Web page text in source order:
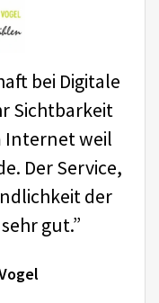
bei Digitale
Sichtbarkeit
Internet weil
Der Service,
der
gut.”